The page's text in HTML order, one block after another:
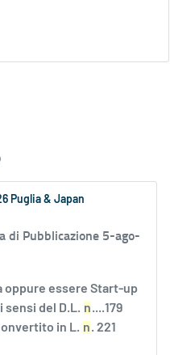
Puglia & Japan
di Pubblicazione 5-ago-
oppure essere Start-up
del D.L. n....179
in L. n. 221